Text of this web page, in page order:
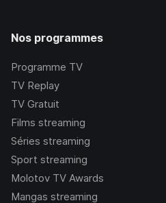
Nos programmes
Programme TV
TV Replay
TV Gratuit
Films streaming
Séries streaming
Sport streaming
Molotov TV Awards
Mangas streaming